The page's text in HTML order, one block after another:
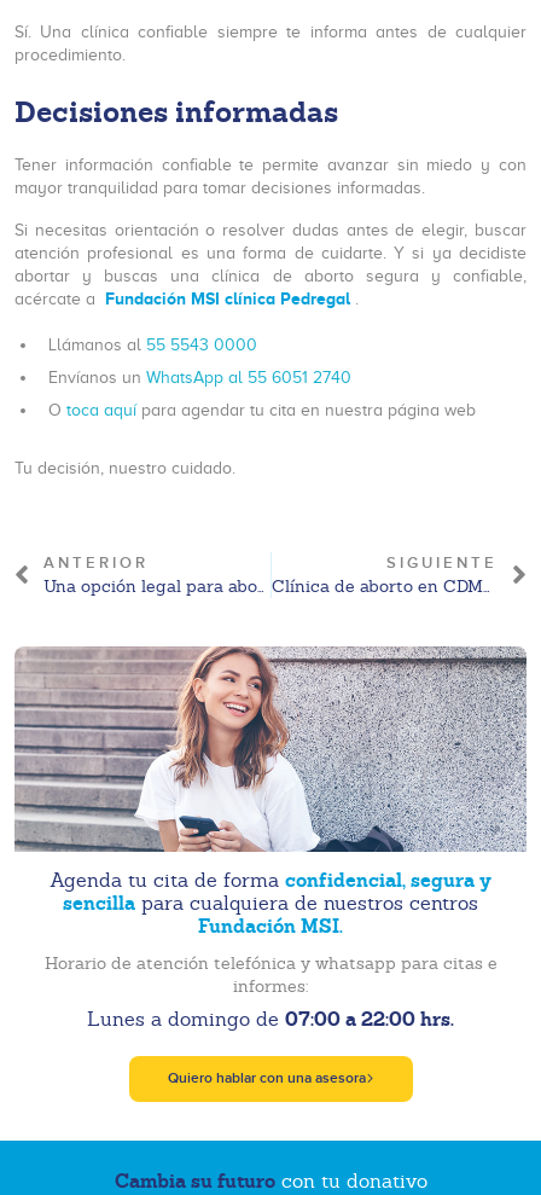
Sí. Una clínica confiable siempre te informa antes de cualquier
procedimiento.
Decisiones informadas
Tener información confiable te permite avanzar sin miedo y con
mayor tranquilidad para tomar decisiones informadas.
Si necesitas orientación o resolver dudas antes de elegir, buscar
atención profesional es una forma de cuidarte. Y si ya decidiste
abortar y buscas una clínica de aborto segura y confiable,
acércate a
Fundación MSI clínica Pedregal .
Llámanos al 55 5543 0000
Envíanos un WhatsApp al 55 6051 2740
O toca aquípara agendar tu cita en nuestra página web
Tu decisión, nuestro cuidado.
ANTERIOR
Una opción legal para abortar: clínica Pedregal CDMX en 2026
SIGUIENTE
Clínica de aborto en CDMX – clínica Pedregal: tipos, regulación y qué considerar en 2026
Agenda tu cita de forma confidencial, segura y
sencilla para cualquiera de nuestros centros
Fundación MSI.
Horario de atención telefónica y whatsapp para citas e
informes:
Lunes a domingo de 07:00 a 22:00 hrs.
Quiero hablar con una asesora
Cambia su futurocon tu donativo